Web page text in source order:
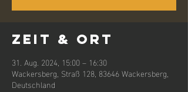
Zeit & Ort
31. Aug. 2024, 15:00 – 16:30
Wackersberg, Straß 128, 83646 Wackersberg,
Deutschland